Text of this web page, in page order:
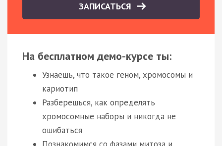
ЗАПИСАТЬСЯ
На бесплатном демо-курсе ты:
Узнаешь, что такое геном, хромосомы и
кариотип
Разберешься, как определять
хромосомные наборы и никогда не
ошибаться